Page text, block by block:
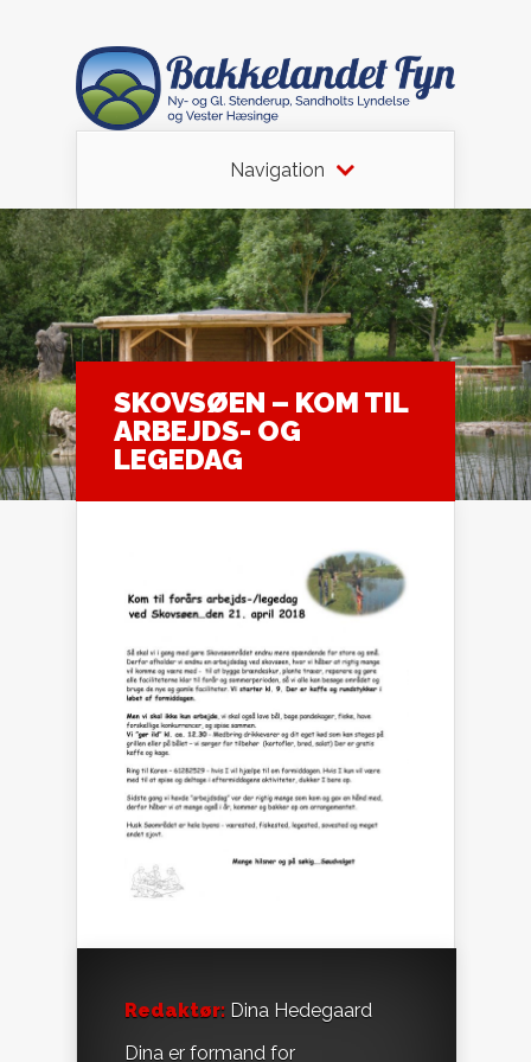
Navigation
SKOVSØEN – KOM TIL
ARBEJDS- OG
LEGEDAG
Redaktør: Dina Hedegaard
Dina er formand for